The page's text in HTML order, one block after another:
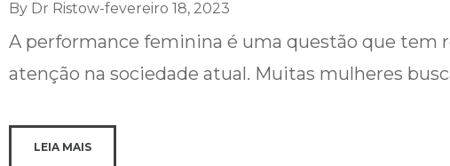
By Dr Ristow fevereiro 18, 2023
A performance feminina é uma questão que tem
atenção na sociedade atual. Muitas mulheres
LEIA MAIS